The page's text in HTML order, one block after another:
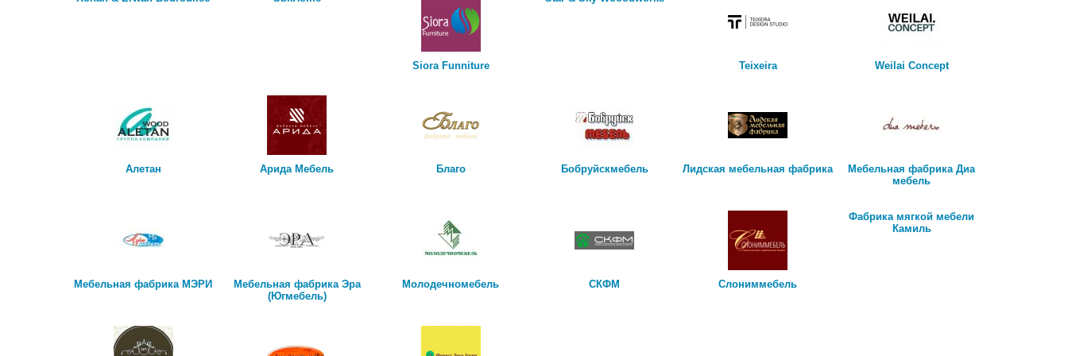
Siora Funniture Teixeira Weilai Concept
Алетан Арида Мебель Благо Бобруйскмебель Лидская мебельная фабрика
Мебельная фабрика Диа
мебель
Мебельная фабрика МЭРИ
Мебельная фабрика Эра
(Югмебель)
Молодечномебель СКФМ Слониммебель
Фабрика мягкой мебели
Камиль